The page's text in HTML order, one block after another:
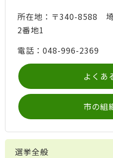
所在地：〒340-8588
2番地1
電話：048-996-2369
よくあ
市の組
選挙全般